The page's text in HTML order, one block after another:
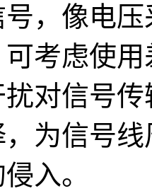
，像电
考虑使
对信号
为信号
入。